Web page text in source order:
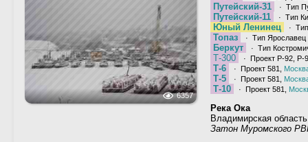
6357
Путейский-31 · Тип
Путейский-11 · Тип
Юный Ленинец ·
Топаз · Тип
Беркут · Тип
Т-300 · Проект Р-92, Р-
Т-6 · Проект 581,
Т-5 · Проект 581,
Т-10 · Проект 581,
Река Ока
Владимирская
Затон Муромского